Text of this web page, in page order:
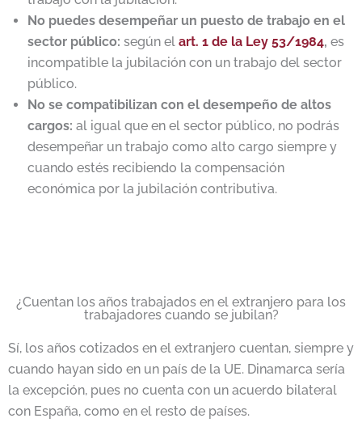
No puedes desempeñar un puesto de trabajo en el
sector público: según el art. 1 de la Ley 53/1984, es
incompatible la jubilación con un trabajo del sector
público.
No se compatibilizan con el desempeño de altos
cargos: al igual que en el sector público, no podrás
desempeñar un trabajo como alto cargo siempre y
cuando estés recibiendo la compensación
económica por la jubilación contributiva.
¿Cuentan los años trabajados en el extranjero para los
trabajadores cuando se jubilan?
Sí, los años cotizados en el extranjero cuentan, siempre y
cuando hayan sido en un país de la UE. Dinamarca sería
la excepción, pues no cuenta con un acuerdo bilateral
con España, como en el resto de países.